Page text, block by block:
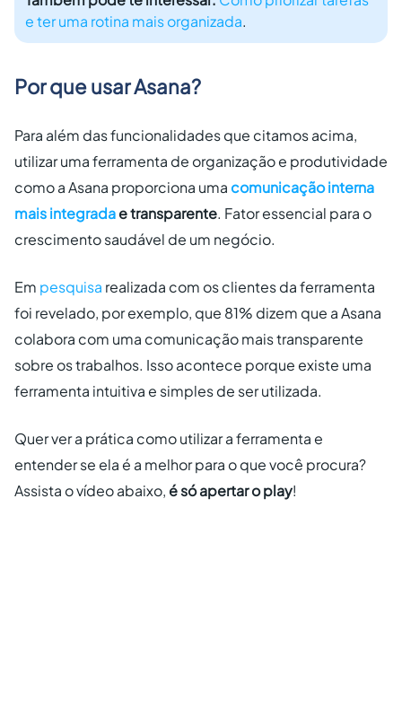
e ter uma rotina mais organizada.
Por que usar Asana?
Para além das funcionalidades que citamos acima,
utilizar uma ferramenta de organização e produtividade
como a Asana proporciona uma comunicação interna
mais integradae transparente. Fator essencial para o
crescimento saudável de um negócio.
Em pesquisa realizada com os clientes da ferramenta
foi revelado, por exemplo, que 81% dizem que a Asana
colabora com uma comunicação mais transparente
sobre os trabalhos. Isso acontece porque existe uma
ferramenta intuitiva e simples de ser utilizada.
Quer ver a prática como utilizar a ferramenta e
entender se ela é a melhor para o que você procura?
Assista o vídeo abaixo, é só apertar o play!